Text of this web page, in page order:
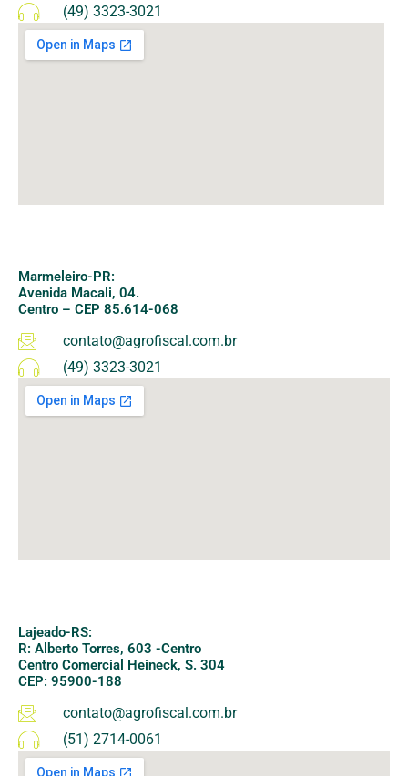
(49) 3323-3021
Marmeleiro-PR:
Avenida Macali, 04.
Centro – CEP 85.614-068
contato@agrofiscal.com.br
(49) 3323-3021
Lajeado-RS:
R: Alberto Torres, 603 -Centro
Centro Comercial Heineck, S. 304
CEP: 95900-188
contato@agrofiscal.com.br
(51) 2714-0061